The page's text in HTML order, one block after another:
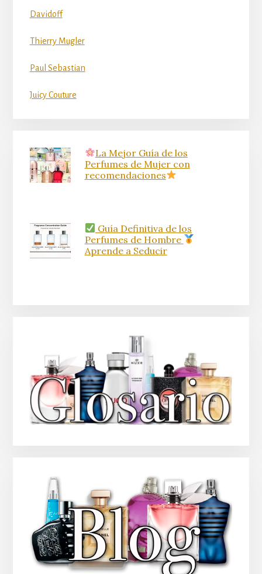
Davidoff
Thierry Mugler
Paul Sebastian
Juicy Couture
La Mejor Guía de los
Perfumes de Mujer con
recomendaciones
Guía Definitiva de los
Perfumes de Hombre
Aprende a Seducir